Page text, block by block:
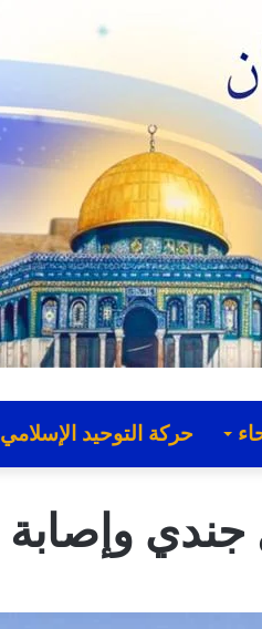
حركة التوحيد الإسلامي
معارك مع حزب الله